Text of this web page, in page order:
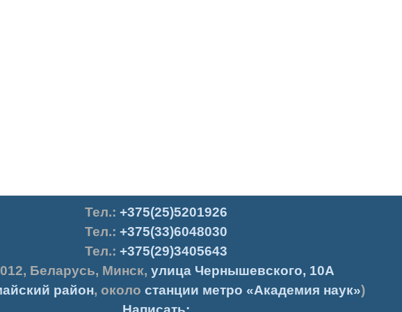
Тел.: +375(25)5201926
Тел.: +375(33)6048030
Тел.: +375(29)3405643
, Беларусь, Минск, улица Чернышевского, 10А
район, около станции метро «Академия наук»)